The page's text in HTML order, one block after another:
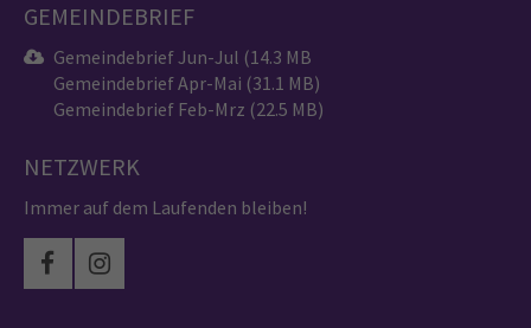
GEMEINDEBRIEF
Gemeindebrief Jun-Jul (14.3 MB
Gemeindebrief Apr-Mai (31.1 MB)
Gemeindebrief Feb-Mrz (22.5 MB)
NETZWERK
Immer auf dem Laufenden bleiben!